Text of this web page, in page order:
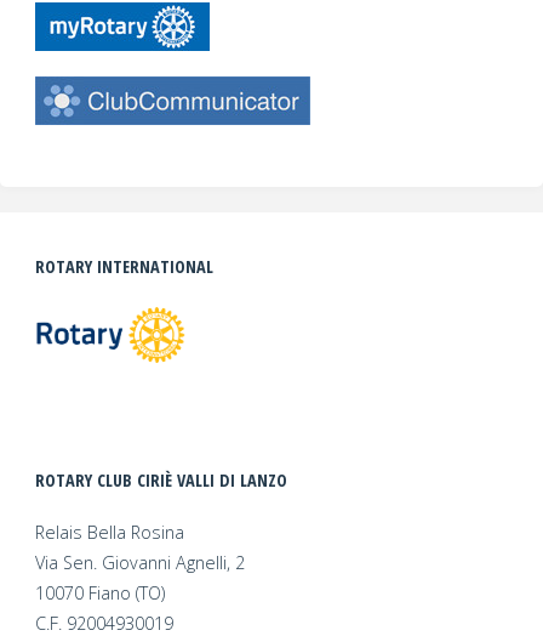
ROTARY INTERNATIONAL
ROTARY CLUB CIRIÈ VALLI DI LANZO
Relais Bella Rosina
Via Sen. Giovanni Agnelli, 2
10070 Fiano (TO)
C.F. 92004930019